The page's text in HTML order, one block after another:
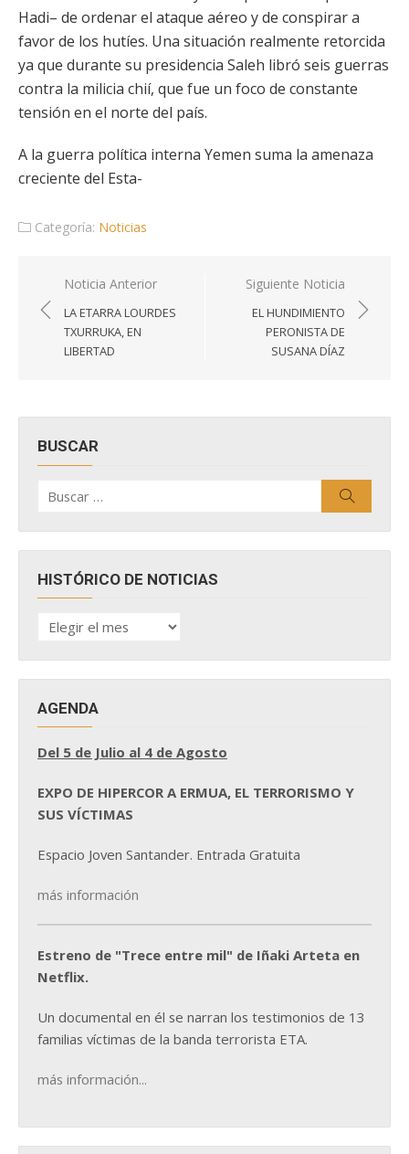
Hadi– de ordenar el ataque aéreo y de conspirar a
favor de los hutíes. Una situación realmente retorcida
ya que durante su presidencia Saleh libró seis guerras
contra la milicia chií, que fue un foco de constante
tensión en el norte del país.
A la guerra política interna Yemen suma la amenaza
creciente del Esta-
Categoría: Noticias
Navegación
de
entradas
Noticia Anterior
LA ETARRA LOURDES
TXURRUKA, EN
LIBERTAD
Siguiente Noticia
EL HUNDIMIENTO
PERONISTA DE
SUSANA DÍAZ
BUSCAR
por:
HISTÓRICO DE NOTICIAS
HISTÓRICO
DE
AGENDA
Del 5 de Julio al 4 de Agosto
EXPO DE HIPERCOR A ERMUA, EL TERRORISMO Y
SUS VÍCTIMAS
Espacio Joven Santander. Entrada Gratuita
más información
Estreno de "Trece entre mil" de Iñaki Arteta en
Netflix.
Un documental en él se narran los testimonios de 13
familias víctimas de la banda terrorista ETA.
más información...